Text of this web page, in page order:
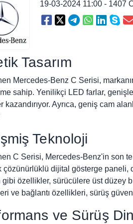
19-03-2024 11:00 - 1407
Tasarım
Mercedes-Benz C Serisi,
sahip. Yenilikçi LED farlar,
kazandırıyor. Ayrıca, geniş cam
Teknoloji
C Serisi, Mercedes-Benz'in son
çözünürlüklü dijital gösterge paneli,
gibi özellikler, sürücülere üst düzey
ve bağlantı özellikleri, sürüş
ve Sürüş